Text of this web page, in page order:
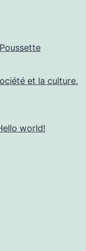
et la culture.
world!